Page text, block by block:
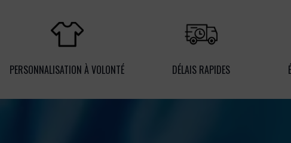
PERSONNALISATION À VOLONTÉ DÉLAIS RAPIDES